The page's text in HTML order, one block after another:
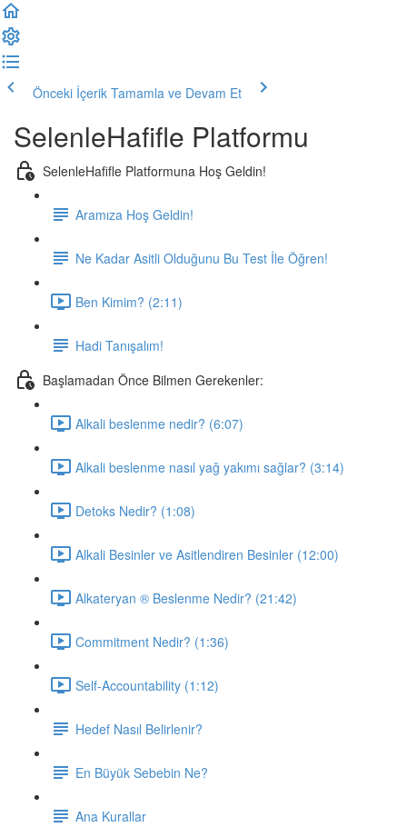
Önceki İçerik Tamamla ve Devam Et
SelenleHafifle Platformu
SelenleHafifle Platformuna Hoş Geldin!
Aramıza Hoş Geldin!
Ne Kadar Asitli Olduğunu Bu Test İle Öğren!
Ben Kimim? (2:11)
Hadi Tanışalım!
Başlamadan Önce Bilmen Gerekenler:
Alkali beslenme nedir? (6:07)
Alkali beslenme nasıl yağ yakımı sağlar? (3:14)
Detoks Nedir? (1:08)
Alkali Besinler ve Asitlendiren Besinler (12:00)
Alkateryan ® Beslenme Nedir? (21:42)
Commitment Nedir? (1:36)
Self-Accountability (1:12)
Hedef Nasıl Belirlenir?
En Büyük Sebebin Ne?
Ana Kurallar